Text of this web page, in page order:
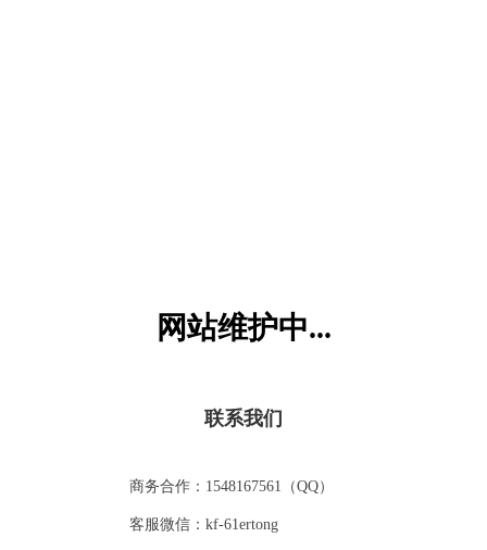
网站维护中...
联系我们
商务合作：1548167561（QQ）
客服微信：kf-61ertong